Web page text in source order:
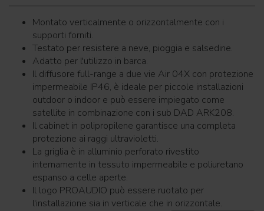
Montato verticalmente o orizzontalmente con i
supporti forniti.
Testato per resistere a neve, pioggia e salsedine.
Adatto per l'utilizzo in barca.
Il diffusore full-range a due vie Air 04X con protezione
impermeabile IP46, è ideale per piccole installazioni
outdoor o indoor e può essere impiegato come
satellite in combinazione con i sub DAD ARK208.
Il cabinet in polipropilene garantisce una completa
protezione ai raggi ultravioletti.
La griglia è in alluminio perforato rivestito
internamente in tessuto impermeabile e poliuretano
espanso a celle aperte.
Il logo PROAUDIO può essere ruotato per
l'installazione sia in verticale che in orizzontale.